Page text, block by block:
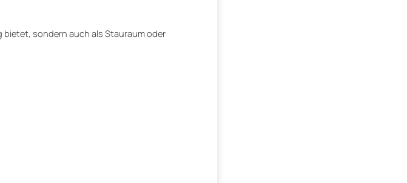
bietet, sondern auch als Stauraum oder